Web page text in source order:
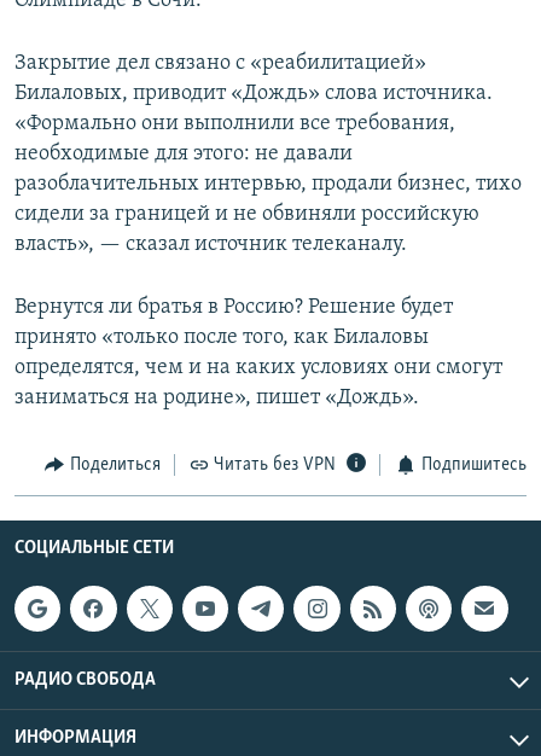
Закрытие дел связано с «реабилитацией»
Билаловых, приводит «Дождь» слова источника.
«Формально они выполнили все требования,
необходимые для этого: не давали
разоблачительных интервью, продали бизнес, тихо
сидели за границей и не обвиняли российскую
власть», — сказал источник телеканалу.
Вернутся ли братья в Россию? Решение будет
принято «только после того, как Билаловы
определятся, чем и на каких условиях они смогут
заниматься на родине», пишет «Дождь».
Поделиться Читать без VPN Подпишитесь
СОЦИАЛЬНЫЕ СЕТИ
РАДИО СВОБОДА
ИНФОРМАЦИЯ